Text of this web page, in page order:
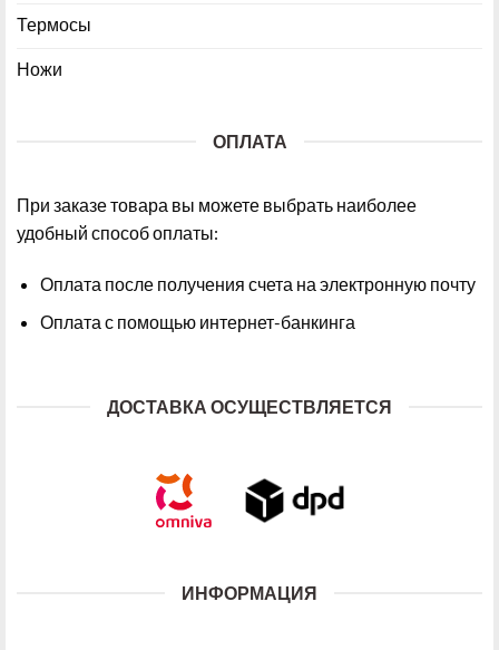
Термосы
Ножи
ОПЛАТА
При заказе товара вы можете выбрать наиболее
удобный способ оплаты:
Оплата после получения счета на электронную почту
Оплата с помощью интернет-банкинга
ДОСТАВКА ОСУЩЕСТВЛЯЕТСЯ
ИНФОРМАЦИЯ